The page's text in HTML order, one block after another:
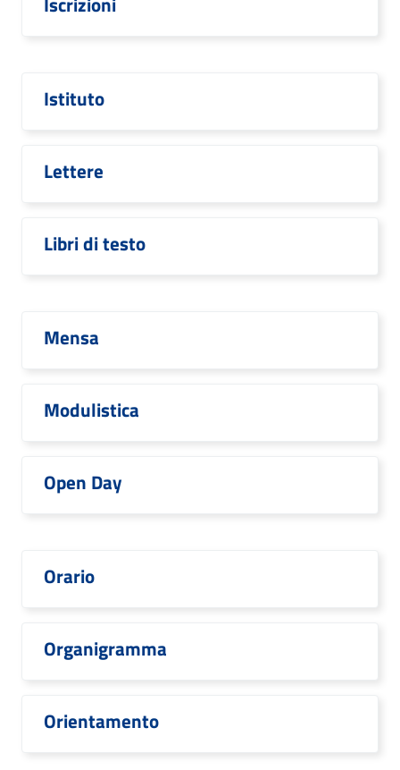
Istituto
Lettere
Libri di testo
Mensa
Modulistica
Open Day
Orario
Organigramma
Orientamento